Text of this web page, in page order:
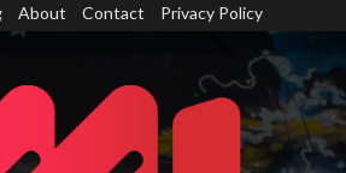
About Contact Privacy Policy